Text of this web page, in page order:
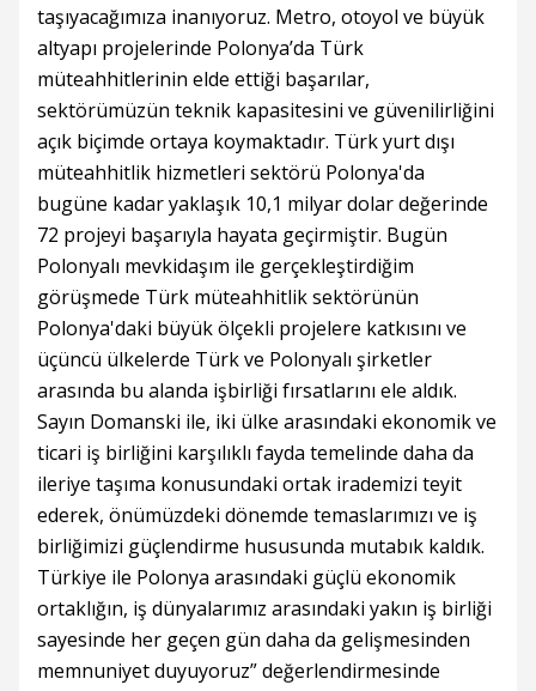
taşıyacağımıza inanıyoruz. Metro, otoyol ve büyük
altyapı projelerinde Polonya’da Türk
müteahhitlerinin elde ettiği başarılar,
sektörümüzün teknik kapasitesini ve güvenilirliğini
açık biçimde ortaya koymaktadır. Türk yurt dışı
müteahhitlik hizmetleri sektörü Polonya'da
bugüne kadar yaklaşık 10,1 milyar dolar değerinde
72 projeyi başarıyla hayata geçirmiştir. Bugün
Polonyalı mevkidaşım ile gerçekleştirdiğim
görüşmede Türk müteahhitlik sektörünün
Polonya'daki büyük ölçekli projelere katkısını ve
üçüncü ülkelerde Türk ve Polonyalı şirketler
arasında bu alanda işbirliği fırsatlarını ele aldık.
Sayın Domanski ile, iki ülke arasındaki ekonomik ve
ticari iş birliğini karşılıklı fayda temelinde daha da
ileriye taşıma konusundaki ortak irademizi teyit
ederek, önümüzdeki dönemde temaslarımızı ve iş
birliğimizi güçlendirme hususunda mutabık kaldık.
Türkiye ile Polonya arasındaki güçlü ekonomik
ortaklığın, iş dünyalarımız arasındaki yakın iş birliği
sayesinde her geçen gün daha da gelişmesinden
memnuniyet duyuyoruz” değerlendirmesinde